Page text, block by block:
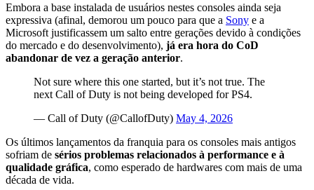
Embora a base instalada de usuários nestes consoles ainda seja
expressiva (afinal, demorou um pouco para que a Sony e a
Microsoft justificassem um salto entre gerações devido à condições
do mercado e do desenvolvimento), já era hora do CoD
abandonar de vez a geração anterior.
Not sure where this one started, but it’s not true. The
next Call of Duty is not being developed for PS4.
— Call of Duty (@CallofDuty) May 4, 2026
Os últimos lançamentos da franquia para os consoles mais antigos
sofriam de sérios problemas relacionados à performance e à
qualidade gráfica, como esperado de hardwares com mais de uma
década de vida.